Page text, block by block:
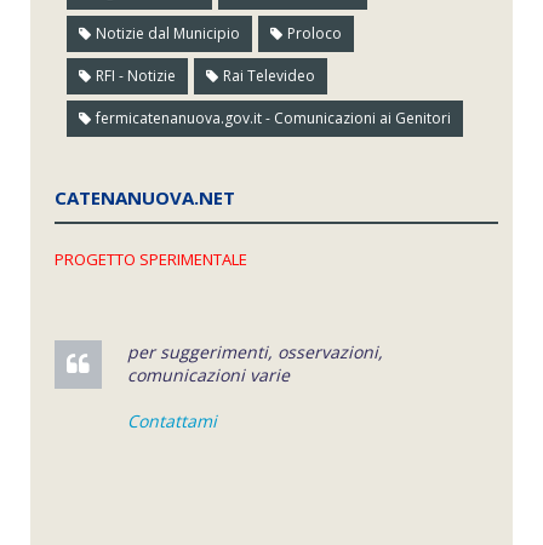
Notizie dal Municipio Proloco
RFI - Notizie Rai Televideo
fermicatenanuova.gov.it - Comunicazioni ai Genitori
CATENANUOVA.NET
PROGETTO SPERIMENTALE
per suggerimenti, osservazioni,
comunicazioni varie
Contattami